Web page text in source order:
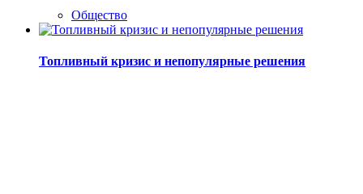
Общество
Топливный кризис и непопулярные решения